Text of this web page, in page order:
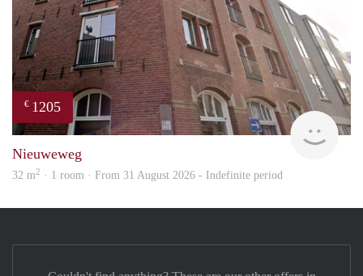
€ 1205
Nieuweweg
32 m2 · 1 room · From 31 August 2026 - Indefinite period